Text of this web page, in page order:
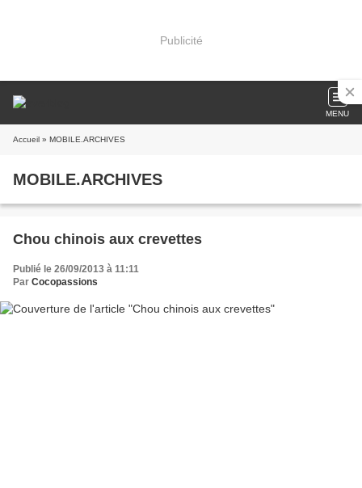
Publicité
MENU
Accueil » MOBILE.ARCHIVES
MOBILE.ARCHIVES
Chou chinois aux crevettes
Publié le 26/09/2013 à 11:11
Par Cocopassions